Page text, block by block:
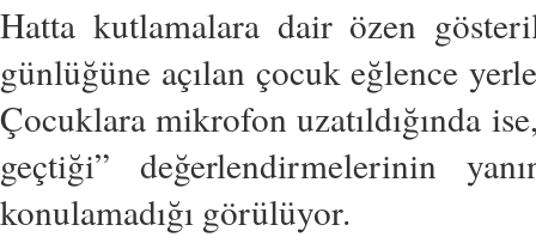
Hatta kutlamalara dair özen
günlüğüne açılan çocuk eğlence
Çocuklara mikrofon uzatıldığında
geçtiği” değerlendirmelerinin
konulamadığı görülüyor.